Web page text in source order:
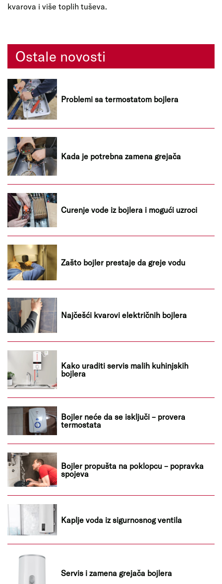
kvarova i više toplih tuševa.
Ostale novosti
Problemi sa termostatom bojlera
Kada je potrebna zamena grejača
Curenje vode iz bojlera i mogući uzroci
Zašto bojler prestaje da greje vodu
Najčešći kvarovi električnih bojlera
Kako uraditi servis malih kuhinjskih
bojlera
Bojler neće da se isključi – provera
termostata
Bojler propušta na poklopcu – popravka
spojeva
Kaplje voda iz sigurnosnog ventila
Servis i zamena grejača bojlera